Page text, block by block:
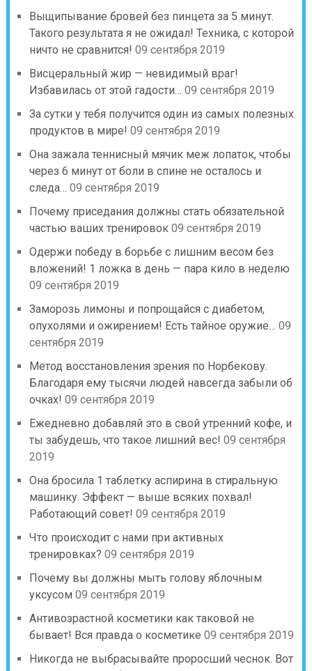
Выщипывание бровей без пинцета за 5 минут.
Такого результата я не ожидал! Техника, с которой
ничто не сравнится! 09 сентября 2019
Висцеральный жир — невидимый враг!
Избавилась от этой гадости… 09 сентября 2019
За сутки у тебя получится один из самых полезных
продуктов в мире! 09 сентября 2019
Она зажала теннисный мячик меж лопаток, чтобы
через 6 минут от боли в спине не осталось и
следа… 09 сентября 2019
Почему приседания должны стать обязательной
частью ваших тренировок 09 сентября 2019
Одержи победу в борьбе с лишним весом без
вложений! 1 ложка в день — пара кило в неделю
09 сентября 2019
Заморозь лимоны и попрощайся с диабетом,
опухолями и ожирением! Есть тайное оружие… 09
сентября 2019
Метод восстановления зрения по Норбекову.
Благодаря ему тысячи людей навсегда забыли об
очках! 09 сентября 2019
Ежедневно добавляй это в свой утренний кофе, и
ты забудешь, что такое лишний вес! 09 сентября
2019
Она бросила 1 таблетку аспирина в стиральную
машинку. Эффект — выше всяких похвал!
Работающий совет! 09 сентября 2019
Что происходит с нами при активных
тренировках? 09 сентября 2019
Почему вы должны мыть голову яблочным
уксусом 09 сентября 2019
Антивозрастной косметики как таковой не
бывает! Вся правда о косметике 09 сентября 2019
Никогда не выбрасывайте проросший чеснок. Вот